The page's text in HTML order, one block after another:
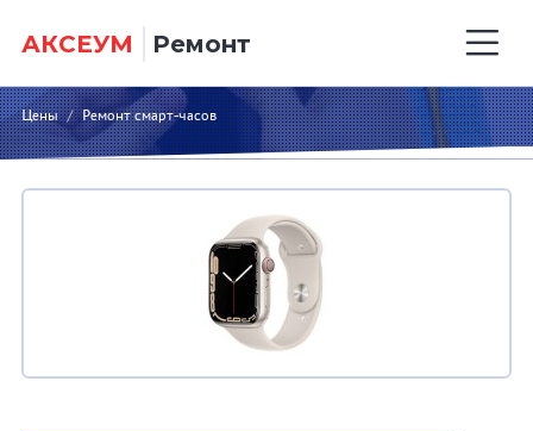
АКСЕУМ Ремонт
Цены / Ремонт смарт-часов